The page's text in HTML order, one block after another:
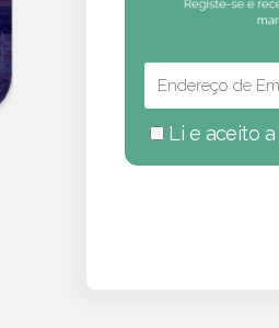
Li e aceito a